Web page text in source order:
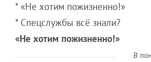
* «Не хотим пожизненно!»
* Спецслужбы всё знали?
«Не хотим пожизненно!»
В